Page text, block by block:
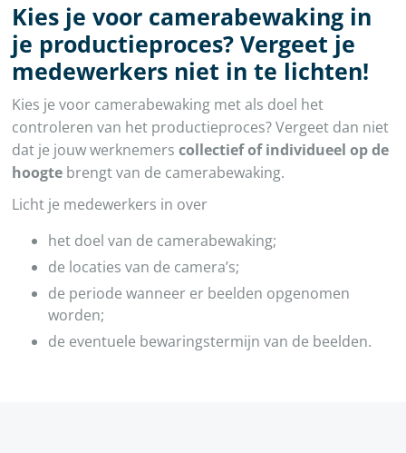
Kies je voor camerabewaking in
je productieproces? Vergeet je
medewerkers niet in te lichten!
Kies je voor camerabewaking met als doel het
controleren van het productieproces? Vergeet dan niet
dat je jouw werknemerscollectief of individueel op de
hoogte brengt van de camerabewaking.
Licht je medewerkers in over
het doel van de camerabewaking;
de locaties van de camera’s;
de periode wanneer er beelden opgenomen
worden;
de eventuele bewaringstermijn van de beelden.